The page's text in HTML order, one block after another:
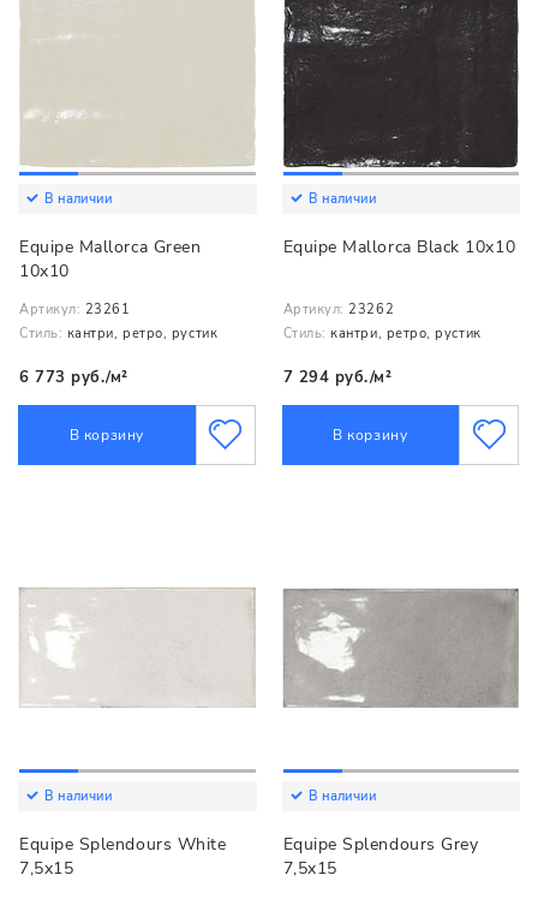
В наличии
Equipe Mallorca Green
10x10
Артикул: 23261
Стиль: кантри, ретро, рустик
6 773 руб./м²
В корзину
В наличии
Equipe Mallorca Black 10x10
Артикул: 23262
Стиль: кантри, ретро, рустик
7 294 руб./м²
В корзину
В наличии
Equipe Splendours White
7,5x15
В наличии
Equipe Splendours Grey
7,5x15